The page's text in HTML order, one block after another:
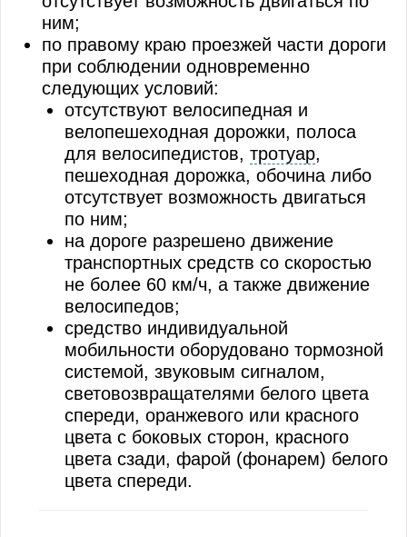
ним;
по правому краю проезжей части дороги
при соблюдении одновременно
следующих условий:
отсутствуют велосипедная и
велопешеходная дорожки, полоса
для велосипедистов, тротуар,
пешеходная дорожка, обочина либо
отсутствует возможность двигаться
по ним;
на дороге разрешено движение
транспортных средств со скоростью
не более 60 км/ч, а также движение
велосипедов;
средство индивидуальной
мобильности оборудовано тормозной
системой, звуковым сигналом,
световозвращателями белого цвета
спереди, оранжевого или красного
цвета с боковых сторон, красного
цвета сзади, фарой (фонарем) белого
цвета спереди.